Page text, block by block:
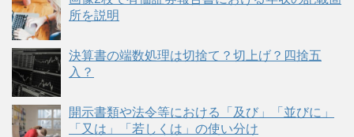
所を説明
決算書の端数処理は切捨て？切上げ？四捨五
入？
開示書類や法令等における「及び」「並びに」
「又は」「若しくは」の使い分け